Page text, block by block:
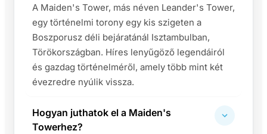
A Maiden's Tower, más néven Leander's Tower,
egy történelmi torony egy kis szigeten a
Boszporusz déli bejáratánál Isztambulban,
Törökországban. Híres lenyűgöző legendáiról
és gazdag történelméről, amely több mint két
évezredre nyúlik vissza.
Hogyan juthatok el a Maiden's
Towerhez?